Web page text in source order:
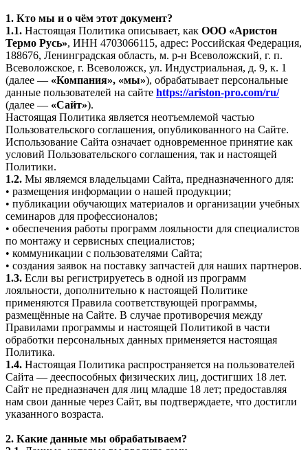
1. Кто мы и о чём этот документ?
1.1. Настоящая Политика описывает, как ООО «Аристон
Термо Русь», ИНН 4703066115, адрес: Российская Федерация,
188676, Ленинградская область, м. р-н Всеволожский, г. п.
Всеволожское, г. Всеволожск, ул. Индустриальная, д. 9, к. 1
(далее — «Компания», «мы»), обрабатывает персональные
данные пользователей на сайте https://ariston-pro.com/ru/
(далее — «Сайт»).
Настоящая Политика является неотъемлемой частью
Пользовательского соглашения, опубликованного на Сайте.
Использование Сайта означает одновременное принятие как
условий Пользовательского соглашения, так и настоящей
Политики.
1.2. Мы являемся владельцами Сайта, предназначенного для:
• размещения информации о нашей продукции;
• публикации обучающих материалов и организации учебных
семинаров для профессионалов;
• обеспечения работы программ лояльности для специалистов
по монтажу и сервисных специалистов;
• коммуникации с пользователями Сайта;
• создания заявок на поставку запчастей для наших партнеров.
1.3. Если вы регистрируетесь в одной из программ
лояльности, дополнительно к настоящей Политике
применяются Правила соответствующей программы,
размещённые на Сайте. В случае противоречия между
Правилами программы и настоящей Политикой в части
обработки персональных данных применяется настоящая
Политика.
1.4. Настоящая Политика распространяется на пользователей
Сайта — дееспособных физических лиц, достигших 18 лет.
Сайт не предназначен для лиц младше 18 лет; предоставляя
нам свои данные через Сайт, вы подтверждаете, что достигли
указанного возраста.
2. Какие данные мы обрабатываем?